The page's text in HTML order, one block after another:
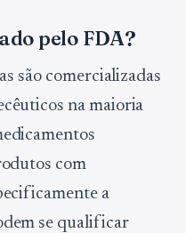
pelo FDA?
são comercializadas
na maioria
com
a
se qualificar